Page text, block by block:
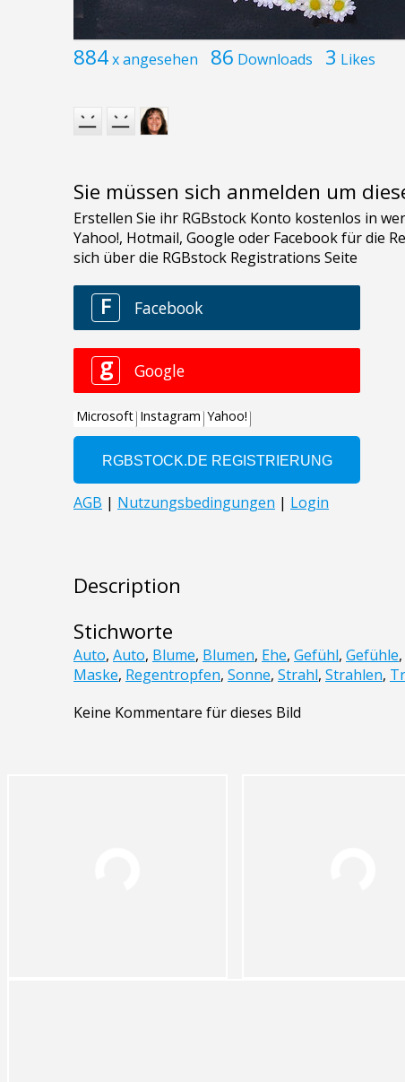
884x angesehen 86 Downloads 3 Likes
Sie müssen sich anmelden um
Description
Stichworte
Auto, Auto, Blume, Blumen, Ehe, Gefühl, Gefühle,
Maske, Regentropfen, Sonne, Strahl, Strahlen,
Keine Kommentare für dieses Bild